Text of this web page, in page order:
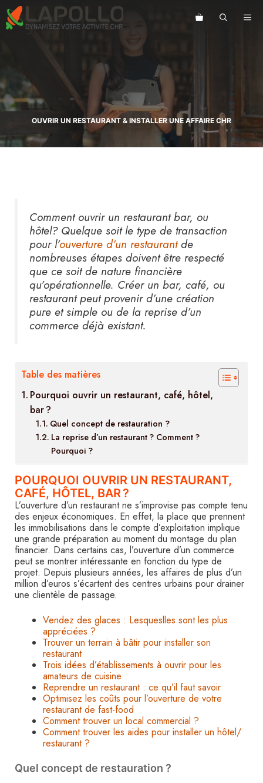
Aller
au
contenu
OUVRIR UN RESTAURANT & INSTALLER UNE AFFAIRE CHR
Comment ouvrir un restaurant bar, ou
hôtel? Quelque soit le type de transaction
pour l’ouverture d’un restaurantde
nombreuses étapes doivent être respecté
que ce soit de nature financière
qu’opérationnelle. Créer un bar, café, ou
restaurant peut provenir d’une création
pure et simple ou de la reprise d’un
commerce déjà existant.
Table des matières
Pourquoi ouvrir un restaurant, café, hôtel,
bar ?
Quel concept de restauration ?
La reprise d’un restaurant ? Comment ?
Pourquoi ?
POURQUOI OUVRIR UN RESTAURANT,
CAFÉ, HÔTEL, BAR ?
L’ouverture d’un restaurant ne s’improvise pas compte tenu
des enjeux économiques. En effet, la place que prennent
les immobilisations dans le compte d’exploitation implique
une grande préparation au moment du montage du plan
financier. Dans certains cas, l’ouverture d’un commerce
peut se montrer intéressante en fonction du type de
projet. Depuis plusieurs années, les affaires de plus d’un
million d’euros s’écartent des centres urbains pour drainer
une clientèle de passage.
Vendez des glaces : Lesqueslles sont les plus
appréciées ?
Trouver un terrain à bâtir pour installer son
restaurant
Trois idées d’établissements à ouvrir pour les
amateurs de cuisine
Reprendre un restaurant : ce qu’il faut savoir
Optimisez les coûts pour l’ouverture de votre
restaurant de fast-food
Comment trouver un local commercial ?
Comment trouver les aides pour installer un hôtel/
restaurant ?
Quel concept de restauration ?